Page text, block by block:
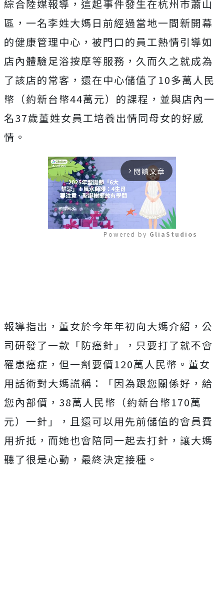
綜合陸媒報導，這起事件發生在杭州市蕭山
區，一名李姓大媽日前經過當地一間新開幕
的健康管理中心，被門口的員工熱情引導如
店內體驗足浴按摩等服務，久而久之就成為
了該店的常客，還在中心儲值了10多萬人民
幣（約新台幣44萬元）的課程，並與店內一
名37歲董姓女員工培養出情同母女的好感
情。
arrow_forward_ios 閱讀文章
Powered by GliaStudios
報導指出，董女於今年年初向大媽介紹，公
司研發了一款「防癌針」，只要打了就不會
罹患癌症，但一劑要價120萬人民幣。董女
用話術對大媽謊稱：「因為跟您關係好，給
您內部價，38萬人民幣（約新台幣170萬
元）一針」，且還可以用先前儲值的會員費
用折抵，而她也會陪同一起去打針，讓大媽
聽了很是心動，最終決定接種。